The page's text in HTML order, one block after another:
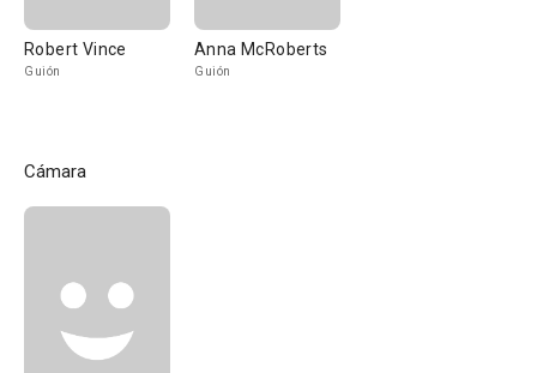
Robert Vince
Guión
Anna McRoberts
Guión
Cámara